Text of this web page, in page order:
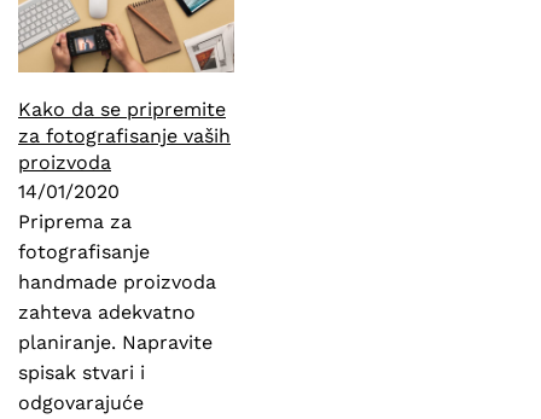
Kako da se pripremite
za fotografisanje vaših
proizvoda
14/01/2020
Priprema za
fotografisanje
handmade proizvoda
zahteva adekvatno
planiranje. Napravite
spisak stvari i
odgovarajuće